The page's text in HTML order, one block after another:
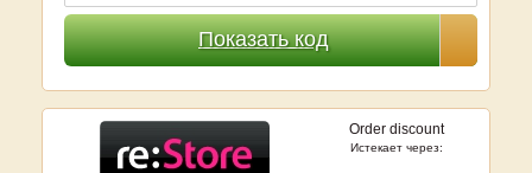
Показать код
Order discount
Истекает через: